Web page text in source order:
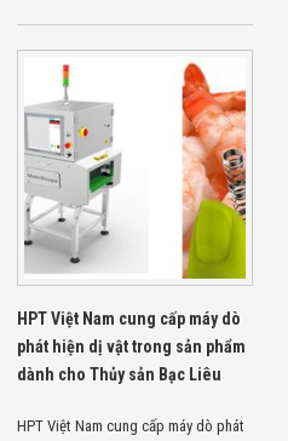
HPT Việt Nam cung cấp máy dò
phát hiện dị vật trong sản phẩm
dành cho Thủy sản Bạc Liêu
HPT Việt Nam cung cấp máy dò phát